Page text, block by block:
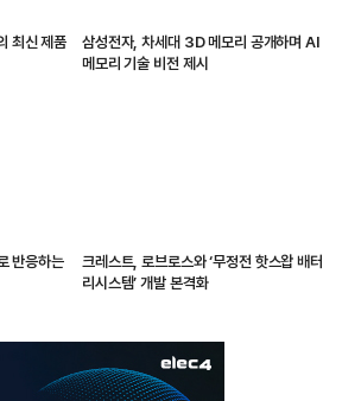
최신 제품
삼성전자, 차세대 3D 메모리 공개하며 AI
메모리 기술 비전 제시
반응하는
크레스트, 로브로스와 ‘무정전 핫스왑 배터
리시스템’ 개발 본격화